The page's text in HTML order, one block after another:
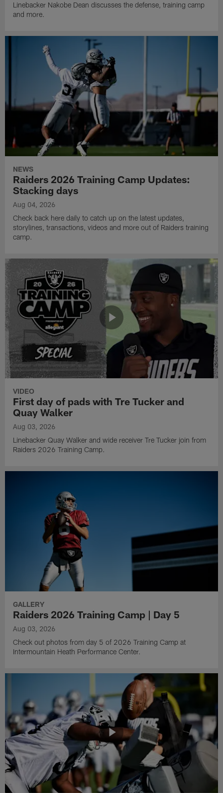
Linebacker Nakobe Dean discusses the defense, training camp
and more.
NEWS
Raiders 2026 Training Camp Updates:
Stacking days
Aug 04, 2026
Check back here daily to catch up on the latest updates,
storylines, transactions, videos and more out of Raiders training
camp.
VIDEO
First day of pads with Tre Tucker and
Quay Walker
Aug 03, 2026
Linebacker Quay Walker and wide receiver Tre Tucker join from
Raiders 2026 Training Camp.
GALLERY
Raiders 2026 Training Camp | Day 5
Aug 03, 2026
Check out photos from day 5 of 2026 Training Camp at
Intermountain Heath Performance Center.